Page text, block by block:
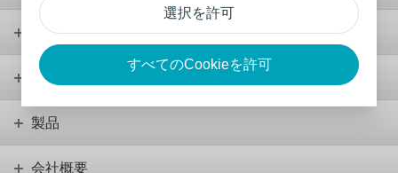
選択を許可
すべてのCookieを許可
ウンドケア
ウロロジー
製品
会社概要